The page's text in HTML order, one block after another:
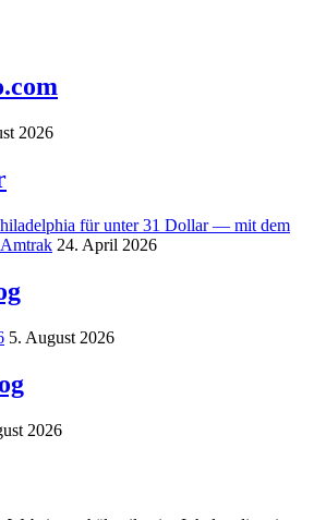
2026
für unter 31 Dollar — mit dem
24. April 2026
5. August 2026
2026